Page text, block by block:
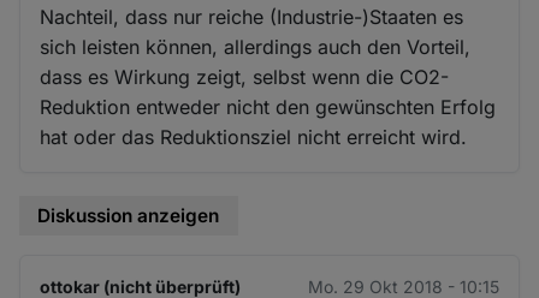
Nachteil, dass nur reiche (Industrie-)Staaten es
sich leisten können, allerdings auch den Vorteil,
dass es Wirkung zeigt, selbst wenn die CO2-
Reduktion entweder nicht den gewünschten Erfolg
hat oder das Reduktionsziel nicht erreicht wird.
Diskussion anzeigen
ottokar (nicht überprüft) Mo. 29 Okt 2018 - 10:15